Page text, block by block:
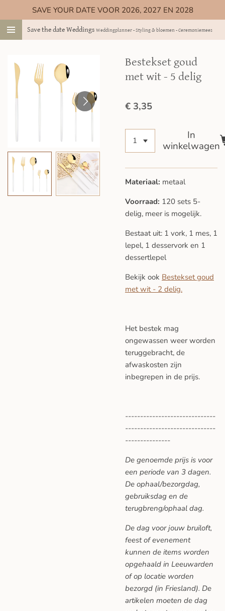
direct
naar
Save the date Weddings Weddingplanner - Styling & bloemen - Ceremoniemeester
SAVE YOUR DATE VOOR 2026, 2027 EN 2028
Bestekset goud
met wit - 5 delig
€ 3,35
In
winkelwagen
Materiaal: metaal
Voorraad: 120 sets 5-
delig, meer is mogelijk.
Bestaat uit: 1 vork, 1 mes, 1
lepel, 1 desservork en 1
dessertlepel
Bekijk ook Bestekset goud
met wit - 2 delig.
Het bestek mag
ongewassen weer worden
teruggebracht, de
afwaskosten zijn
inbegrepen in de prijs.
------------------------------
------------------------------
---------------
De genoemde prijs is voor
een periode van 3 dagen.
De ophaal/bezorgdag,
gebruiksdag en de
terugbreng/ophaal dag.
De dag voor jouw bruiloft,
feest of evenement
kunnen de items worden
opgehaald in Leeuwarden
of op locatie worden
bezorgd (in Friesland). De
artikelen moeten de dag